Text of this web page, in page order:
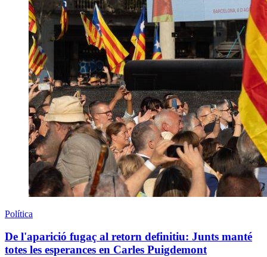
Política
De l'aparició fugaç al retorn definitiu: Junts manté
totes les esperances en Carles Puigdemont